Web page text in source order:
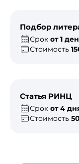
Подбор
Срок от 1
Стоимость
Статья РИНЦ
Срок от 4
Стоимость